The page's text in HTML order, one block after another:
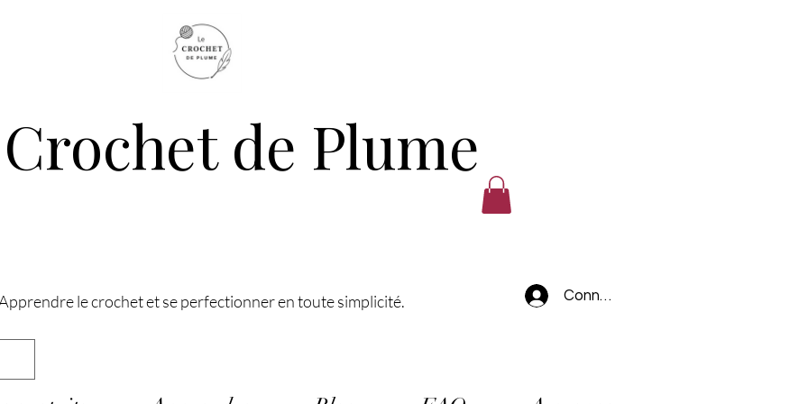
de Plume
le crochet et se perfectionner en toute simplicité. Connexion